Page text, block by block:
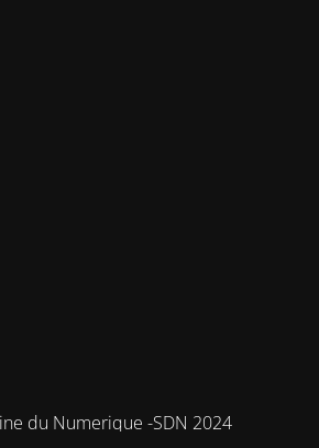
du Numerique -SDN 2024